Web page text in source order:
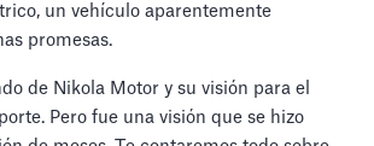
un vehículo aparentemente
promesas.
de Nikola Motor y su visión para el
Pero fue una visión que se hizo